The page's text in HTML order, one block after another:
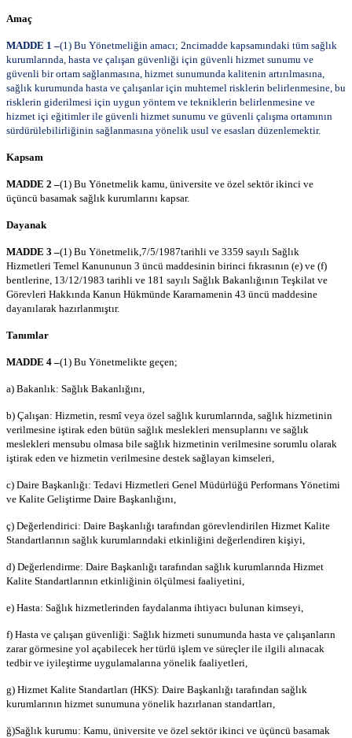
Amaç
MADDE 1 –(1) Bu Yönetmeliğin amacı; 2ncimadde kapsamındaki tüm sağlık
kurumlarında, hasta ve çalışan güvenliği için güvenli hizmet sunumu ve
güvenli bir ortam sağlanmasına, hizmet sunumunda kalitenin artırılmasına,
sağlık kurumunda hasta ve çalışanlar için muhtemel risklerin belirlenmesine, bu
risklerin giderilmesi için uygun yöntem ve tekniklerin belirlenmesine ve
hizmet içi eğitimler ile güvenli hizmet sunumu ve güvenli çalışma ortamının
sürdürülebilirliğinin sağlanmasına yönelik usul ve esasları düzenlemektir.
Kapsam
MADDE 2 –(1) Bu Yönetmelik kamu, üniversite ve özel sektör ikinci ve
üçüncü basamak sağlık kurumlarını kapsar.
Dayanak
MADDE 3 –(1) Bu Yönetmelik,7/5/1987tarihli ve 3359 sayılı Sağlık
Hizmetleri Temel Kanununun 3 üncü maddesinin birinci fıkrasının (e) ve (f)
bentlerine, 13/12/1983 tarihli ve 181 sayılı Sağlık Bakanlığının Teşkilat ve
Görevleri Hakkında Kanun Hükmünde Kararnamenin 43 üncü maddesine
dayanılarak hazırlanmıştır.
Tanımlar
MADDE 4 –(1) Bu Yönetmelikte geçen;
a) Bakanlık: Sağlık Bakanlığını,
b) Çalışan: Hizmetin, resmî veya özel sağlık kurumlarında, sağlık hizmetinin
verilmesine iştirak eden bütün sağlık meslekleri mensuplarını ve sağlık
meslekleri mensubu olmasa bile sağlık hizmetinin verilmesine sorumlu olarak
iştirak eden ve hizmetin verilmesine destek sağlayan kimseleri,
c) Daire Başkanlığı: Tedavi Hizmetleri Genel Müdürlüğü Performans Yönetimi
ve Kalite Geliştirme Daire Başkanlığını,
ç) Değerlendirici: Daire Başkanlığı tarafından görevlendirilen Hizmet Kalite
Standartlarının sağlık kurumlarındaki etkinliğini değerlendiren kişiyi,
d) Değerlendirme: Daire Başkanlığı tarafından sağlık kurumlarında Hizmet
Kalite Standartlarının etkinliğinin ölçülmesi faaliyetini,
e) Hasta: Sağlık hizmetlerinden faydalanma ihtiyacı bulunan kimseyi,
f) Hasta ve çalışan güvenliği: Sağlık hizmeti sunumunda hasta ve çalışanların
zarar görmesine yol açabilecek her türlü işlem ve süreçler ile ilgili alınacak
tedbir ve iyileştirme uygulamalarına yönelik faaliyetleri,
g) Hizmet Kalite Standartları (HKS): Daire Başkanlığı tarafından sağlık
kurumlarının hizmet sunumuna yönelik hazırlanan standartları,
ğ)Sağlık kurumu: Kamu, üniversite ve özel sektör ikinci ve üçüncü basamak